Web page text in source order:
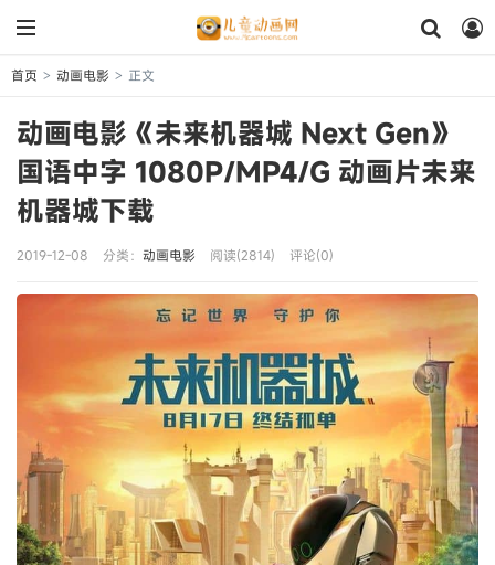
首页 > 动画电影 > 正文
动画电影《未来机器城 Next Gen》
国语中字 1080P/MP4/G 动画片未来
机器城下载
2019-12-08 分类： 动画电影 阅读(2814) 评论(0)